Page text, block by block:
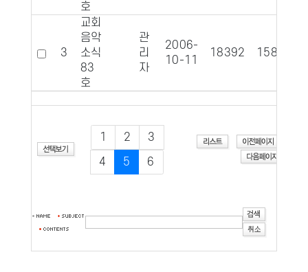
호
3
교회
음악
소식
83
호
관
리
자
2006-
10-11
18392 1587
1 2
3
4
5 6